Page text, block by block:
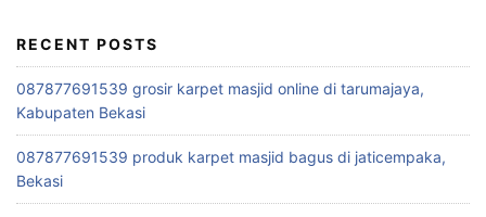
RECENT POSTS
087877691539 grosir karpet masjid online di tarumajaya,
Kabupaten Bekasi
087877691539 produk karpet masjid bagus di jaticempaka,
Bekasi